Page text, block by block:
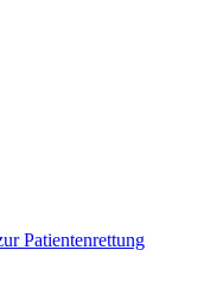
Patientenrettung